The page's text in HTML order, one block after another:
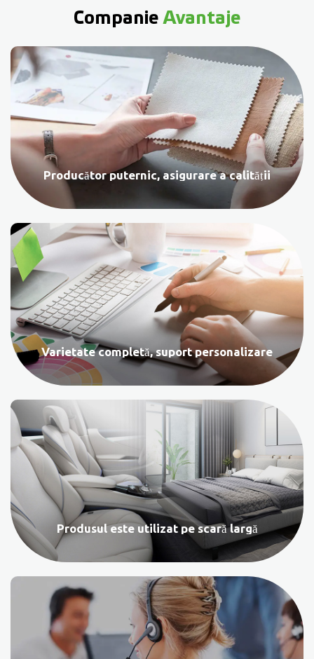
CompanieAvantaje
Producător puternic, asigurare a calității
Varietate completă, suport personalizare
Produsul este utilizat pe scară largă